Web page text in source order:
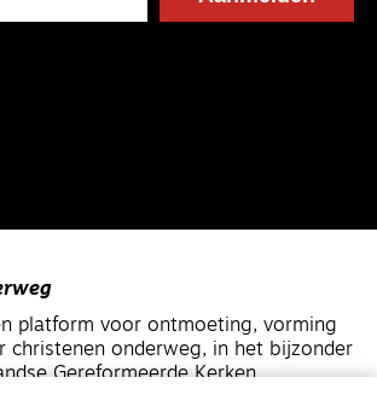
platform voor ontmoeting, vorming
christenen onderweg, in het bijzonder
Gereformeerde Kerken.